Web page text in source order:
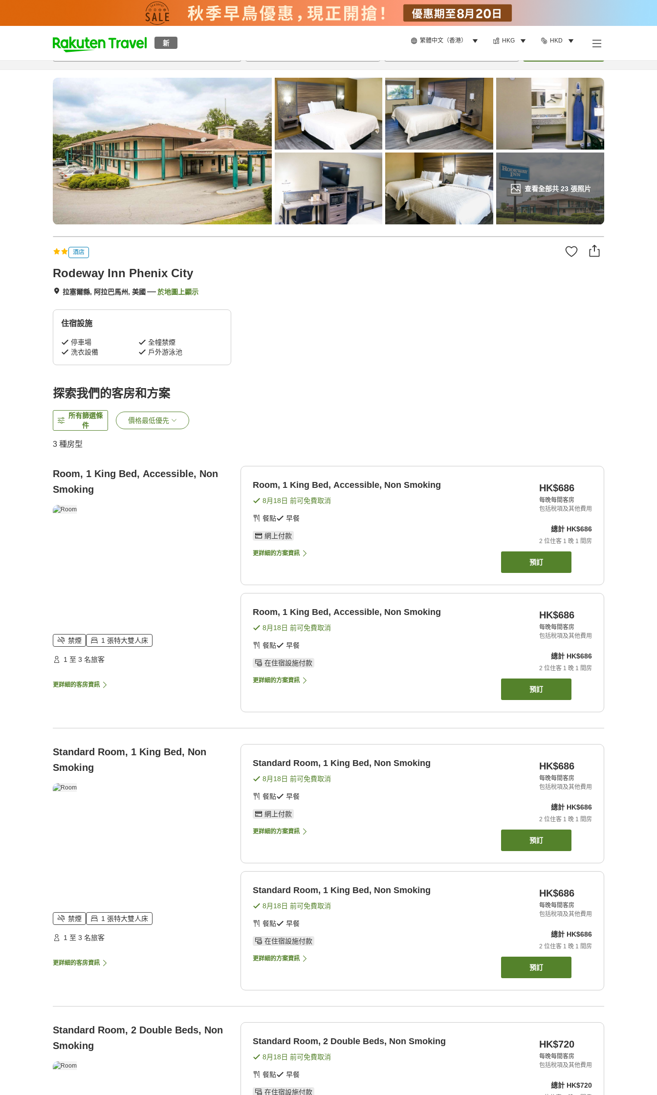
新 繁體中文（香港） HKG HKD
t
p
a
e
_
a
r
c
h
查看全部共 23張照片
概覽房間及住宿方案 評價設施
酒店
Rodeway Inn Phenix City
拉塞爾縣, 阿拉巴馬州, 美國 於地圖上顯示
住宿設施
停車場
全幢禁煙
洗衣設備
戶外游泳池
探索我們的客房和方案
所有篩選條
件
價格最低優先
3 種房型
Room, 1 King Bed, Accessible, Non
Smoking
禁煙 1 張特大雙人床
1 至 3 名旅客
更詳細的客房資訊
Room, 1 King Bed, Accessible, Non Smoking
8月18日 前可免費取消
餐點 早餐
網上付款
更詳細的方案資訊
HK$686
每晚每間客房
包括稅項及其他費用
總計 HK$686
2 位住客 1 晚 1 間房
預訂
Room, 1 King Bed, Accessible, Non Smoking
8月18日 前可免費取消
餐點 早餐
在住宿設施付款
更詳細的方案資訊
HK$686
每晚每間客房
包括稅項及其他費用
總計 HK$686
2 位住客 1 晚 1 間房
預訂
Standard Room, 1 King Bed, Non
Smoking
禁煙 1 張特大雙人床
1 至 3 名旅客
更詳細的客房資訊
Standard Room, 1 King Bed, Non Smoking
8月18日 前可免費取消
餐點 早餐
網上付款
更詳細的方案資訊
HK$686
每晚每間客房
包括稅項及其他費用
總計 HK$686
2 位住客 1 晚 1 間房
預訂
Standard Room, 1 King Bed, Non Smoking
8月18日 前可免費取消
餐點 早餐
在住宿設施付款
更詳細的方案資訊
HK$686
每晚每間客房
包括稅項及其他費用
總計 HK$686
2 位住客 1 晚 1 間房
預訂
Standard Room, 2 Double Beds, Non
Smoking
Standard Room, 2 Double Beds, Non Smoking
8月18日 前可免費取消
餐點 早餐
在住宿設施付款
HK$720
每晚每間客房
包括稅項及其他費用
總計 HK$720